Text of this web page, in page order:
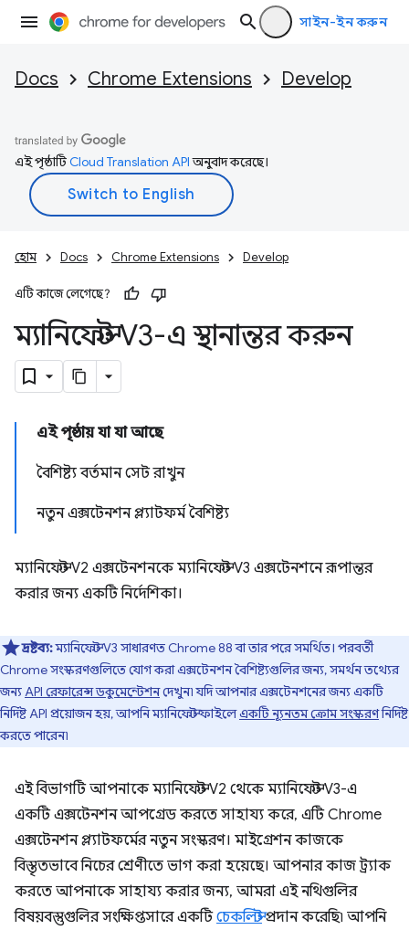
সাইন-ইন করুন
Docs Chrome Extensions Develop
এই পৃষ্ঠাটিCloud Translation APIঅনুবাদ করেছে।
হোম Docs Chrome Extensions Develop
এটি কাজে লেগেছে?
ম্যানিফেস্ট V3-এ স্থানান্তর করুন
এই পৃষ্ঠায় যা যা আছে
বৈশিষ্ট্য বর্তমান সেট রাখুন
নতুন এক্সটেনশন প্ল্যাটফর্ম বৈশিষ্ট্য
ম্যানিফেস্ট V2 এক্সটেনশনকে ম্যানিফেস্ট V3 এক্সটেনশনে রূপান্তর
করার জন্য একটি নির্দেশিকা।
দ্রষ্টব্য:ম্যানিফেস্ট V3 সাধারণত Chrome 88 বা তার পরে সমর্থিত। পরবর্তী
Chrome সংস্করণগুলিতে যোগ করা এক্সটেনশন বৈশিষ্ট্যগুলির জন্য, সমর্থন তথ্যের
জন্যAPI রেফারেন্স ডকুমেন্টেশনদেখুন৷ যদি আপনার এক্সটেনশনের জন্য একটি
নির্দিষ্ট API প্রয়োজন হয়, আপনি ম্যানিফেস্ট ফাইলেএকটি ন্যূনতম ক্রোম সংস্করণনির্দিষ্ট
করতে পারেন৷
এই বিভাগটি আপনাকে ম্যানিফেস্ট V2 থেকে ম্যানিফেস্ট V3-এ
একটি এক্সটেনশন আপগ্রেড করতে সাহায্য করে, এটি Chrome
এক্সটেনশন প্ল্যাটফর্মের নতুন সংস্করণ। মাইগ্রেশন কাজকে
বিস্তৃতভাবে নিচের শ্রেণীতে ভাগ করা হয়েছে। আপনার কাজ ট্র্যাক
করতে আপনাকে সাহায্য করার জন্য, আমরা এই নথিগুলির
বিষয়বস্তুগুলির সংক্ষিপ্তসারে একটিচেকলিস্টপ্রদান করেছি৷ আপনি